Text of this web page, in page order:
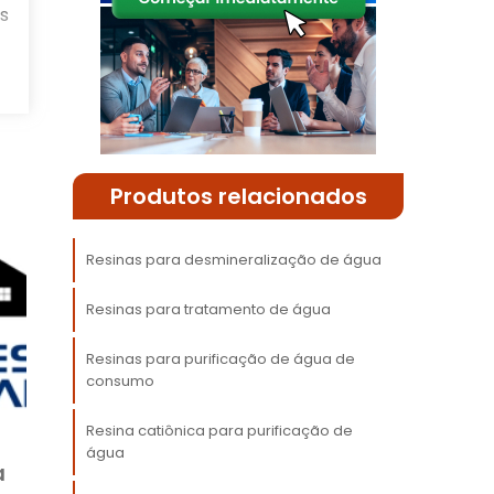
Produtos relacionados
Resinas para desmineralização de água
Resinas para tratamento de água
Resinas para purificação de água de
consumo
Resina catiônica para purificação de
água